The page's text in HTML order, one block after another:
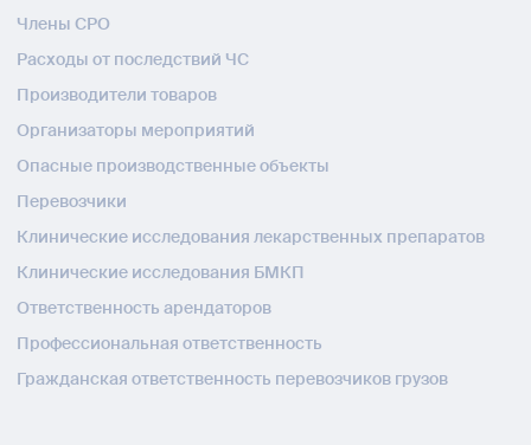
Члены СРО
Расходы от последствий ЧС
Производители товаров
Организаторы мероприятий
Опасные производственные объекты
Перевозчики
Клинические исследования лекарственных препаратов
Клинические исследования БМКП
Ответственность арендаторов
Профессиональная ответственность
Гражданская ответственность перевозчиков грузов